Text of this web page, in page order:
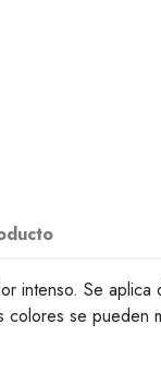
intenso. Se aplica
se pueden